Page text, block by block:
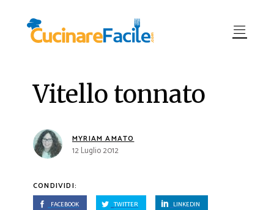
Vitello tonnato
MYRIAM AMATO
12 Luglio 2012
CONDIVIDI:
FACEBOOK TWITTER LINKEDIN